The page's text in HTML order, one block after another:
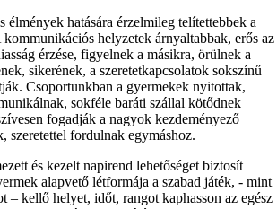
élmények hatására érzelmileg telítettebbek a
kommunikációs helyzetek árnyaltabbak, erős az
érzése, figyelnek a másikra, örülnek a
sikerének, a szeretetkapcsolatok sokszínű
Csoportunkban a gyermekek nyitottak,
sokféle baráti szállal kötődnek
fogadják a nagyok kezdeményező
szeretettel fordulnak egymáshoz.
és kezelt napirend lehetőséget biztosít
alapvető létformája a szabad játék, - mint
– kellő helyet, időt, rangot kaphasson az egész